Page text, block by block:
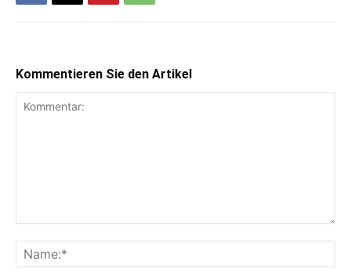
Kommentieren Sie den Artikel